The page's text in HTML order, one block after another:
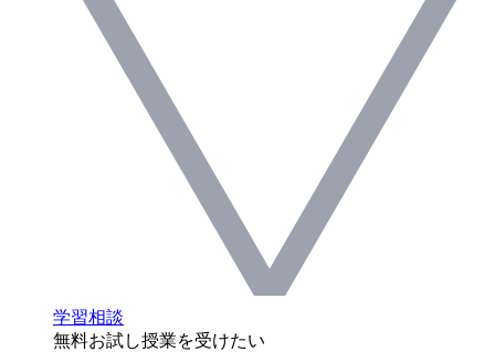
学習相談
無料お試し授業を受けたい